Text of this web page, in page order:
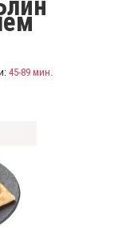
45-89 мин.